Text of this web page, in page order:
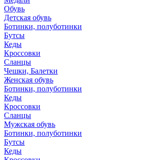
Обувь
Детская обувь
Ботинки, полуботинки
Бутсы
Кеды
Кроссовки
Сланцы
Чешки, Балетки
Женская обувь
Ботинки, полуботинки
Кеды
Кроссовки
Сланцы
Мужская обувь
Ботинки, полуботинки
Бутсы
Кеды